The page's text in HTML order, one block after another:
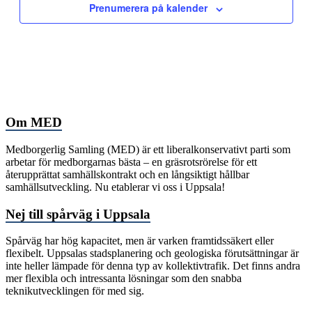
Prenumerera på kalender
Om MED
Medborgerlig Samling (MED) är ett liberalkonservativt parti som
arbetar för medborgarnas bästa – en gräsrotsrörelse för ett
återupprättat samhällskontrakt och en långsiktigt hållbar
samhällsutveckling. Nu etablerar vi oss i Uppsala!
Nej till spårväg i Uppsala
Spårväg har hög kapacitet, men är varken framtidssäkert eller
flexibelt. Uppsalas stadsplanering och geologiska förutsättningar är
inte heller lämpade för denna typ av kollektivtrafik. Det finns andra
mer flexibla och intressanta lösningar som den snabba
teknikutvecklingen för med sig.